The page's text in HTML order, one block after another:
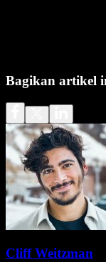
Bagikan artikel
Cliff Weitzman